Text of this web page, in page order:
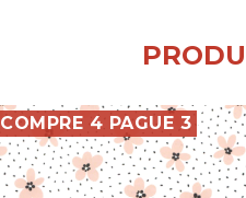
COMPRE 4 PAGUE 3